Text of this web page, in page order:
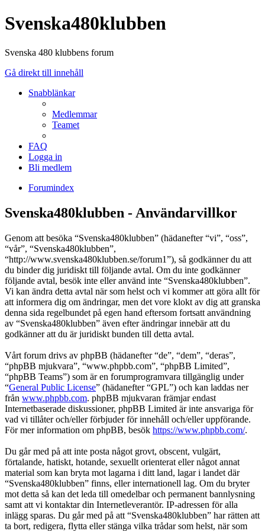
Svenska480klubben
Svenska 480 klubbens forum
Gå direkt till innehåll
Snabblänkar
Medlemmar
Teamet
FAQ
Logga in
Bli medlem
Forumindex
Svenska480klubben - Användarvillkor
Genom att besöka “Svenska480klubben” (hädanefter “vi”, “oss”,
“vår”, “Svenska480klubben”,
“http://www.svenska480klubben.se/forum1”), så godkänner du att
du binder dig juridiskt till följande avtal. Om du inte godkänner
följande avtal, besök inte eller använd inte “Svenska480klubben”.
Vi kan ändra detta avtal när som helst och vi kommer att göra allt för
att informera dig om ändringar, men det vore klokt av dig att granska
denna sida regelbundet på egen hand eftersom fortsatt användning
av “Svenska480klubben” även efter ändringar innebär att du
godkänner att du är juridiskt bunden till detta avtal.
Vårt forum drivs av phpBB (hädanefter “de”, “dem”, “deras”,
“phpBB mjukvara”, “www.phpbb.com”, “phpBB Limited”,
“phpBB Teams”) som är en forumprogramvara tillgänglig under
“General Public License” (hädanefter “GPL”) och kan laddas ner
från www.phpbb.com. phpBB mjukvaran främjar endast
Internetbaserade diskussioner, phpBB Limited är inte ansvariga för
vad vi tillåter och/eller förbjuder för innehåll och/eller uppförande.
För mer information om phpBB, besök https://www.phpbb.com/.
Du går med på att inte posta något grovt, obscent, vulgärt,
förtalande, hatiskt, hotande, sexuellt orienterat eller något annat
material som kan bryta mot lagarna i ditt land, lagar i landet där
“Svenska480klubben” finns, eller internationell lag. Om du bryter
mot detta så kan det leda till omedelbar och permanent bannlysning
samt att vi kontaktar din Internetleverantör. IP-adressen för alla
inlägg sparas. Du går med på att “Svenska480klubben” har rätten att
ta bort, redigera, flytta eller stänga vilka trådar som helst, när som